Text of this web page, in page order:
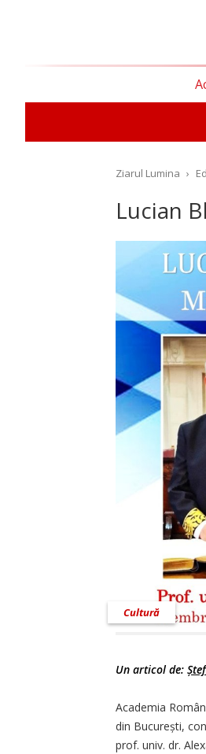
Ziarul Lumina ›
Lucian
Cultură
Un articol de:
Academia
din București,
prof. univ. dr.
Octombrie